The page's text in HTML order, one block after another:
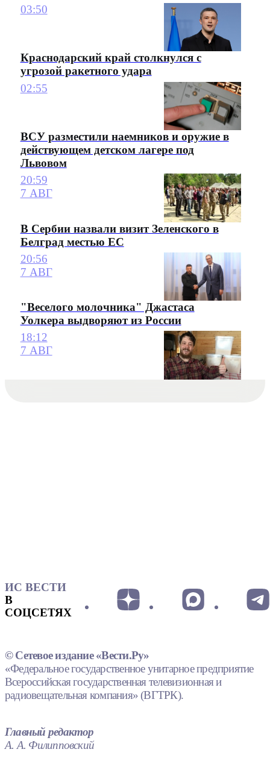
03:50
Краснодарский край столкнулся с
угрозой ракетного удара
02:55
ВСУ разместили наемников и оружие в
действующем детском лагере под
Львовом
20:59
7 АВГ
В Сербии назвали визит Зеленского в
Белград местью ЕС
20:56
7 АВГ
"Веселого молочника" Джастаса
Уолкера выдворяют из России
18:12
7 АВГ
ИС ВЕСТИ
В
СОЦСЕТЯХ
© Сетевое издание «Вести.Ру»
«Федеральное государственное унитарное предприятие
Всероссийская государственная телевизионная и
радиовещательная компания» (ВГТРК).
Главный редактор
А. А. Филипповский